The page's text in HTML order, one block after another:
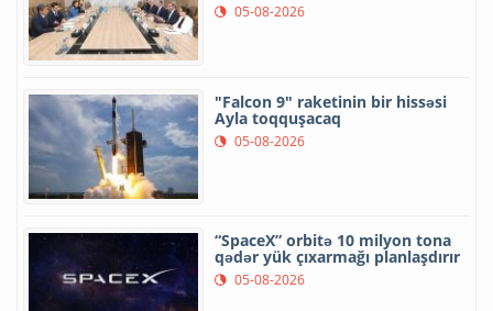
05-08-2026
"Falcon 9" raketinin bir hissəsi
Ayla toqquşacaq
05-08-2026
“SpaceX” orbitə 10 milyon tona
qədər yük çıxarmağı planlaşdırır
05-08-2026